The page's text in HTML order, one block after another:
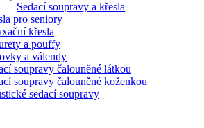
Sedací soupravy a křesla
pro seniory
křesla
a pouffy
a válendy
soupravy čalouněné látkou
soupravy čalouněné koženkou
sedací soupravy